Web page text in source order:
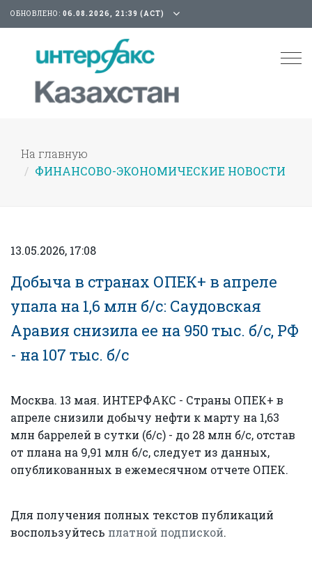
ОБНОВЛЕНО: 06.08.2026, 21:39 (АСТ)
На главную
ФИНАНСОВО-ЭКОНОМИЧЕСКИЕ НОВОСТИ
13.05.2026, 17:08
Добыча в странах ОПЕК+ в апреле
упала на 1,6 млн б/с: Саудовская
Аравия снизила ее на 950 тыс. б/с, РФ
- на 107 тыс. б/с
Москва. 13 мая. ИНТЕРФАКС - Страны ОПЕК+ в
апреле снизили добычу нефти к марту на 1,63
млн баррелей в сутки (б/с) - до 28 млн б/с, отстав
от плана на 9,91 млн б/с, следует из данных,
опубликованных в ежемесячном отчете ОПЕК.
Для получения полных текстов публикаций
воспользуйтесь платной подпиской.